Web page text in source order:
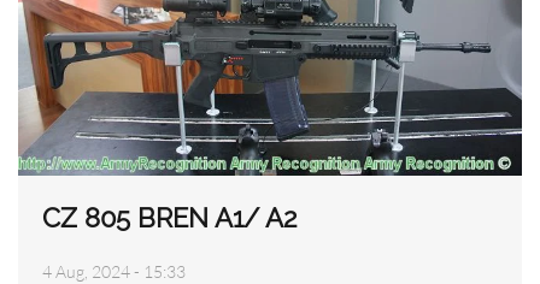
CZ 805 BREN A1/ A2
4 Aug, 2024 - 15:33